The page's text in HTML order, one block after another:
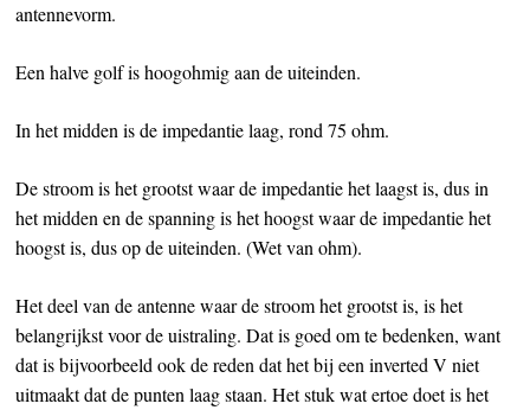
antennevorm.
Een halve golf is hoogohmig aan de uiteinden.
In het midden is de impedantie laag, rond 75 ohm.
De stroom is het grootst waar de impedantie het laagst is, dus in
het midden en de spanning is het hoogst waar de impedantie het
hoogst is, dus op de uiteinden. (Wet van ohm).
Het deel van de antenne waar de stroom het grootst is, is het
belangrijkst voor de uistraling. Dat is goed om te bedenken, want
dat is bijvoorbeeld ook de reden dat het bij een inverted V niet
uitmaakt dat de punten laag staan. Het stuk wat ertoe doet is het